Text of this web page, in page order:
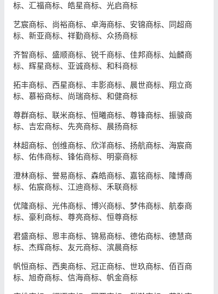
标、汇福商标、皓星商标、光启商标
艺宸商标、尚裕商标、卓海商标、安锦商标、同超商
标、新亚商标、祥勤商标、众扬商标
齐智商标、盛顺商标、锐千商标、佳邦商标、灿麟商
标、辉星商标、亚诚商标、和科商标
拓丰商标、西星商标、丰影商标、晨世商标、翔立商
标、慕裕商标、尚瑞商标、和健商标
尊群商标、联米商标、恒曦商标、尊锋商标、振骏商
标、吉宏商标、先亮商标、晨扬商标
林超商标、创维商标、欣洋商标、扬航商标、海宸商
标、佑伟商标、锋佑商标、明豪商标
澄林商标、誉易商标、森皓商标、嘉铭商标、隆博商
标、佑宸商标、江迪商标、禾联商标
优隆商标、光伟商标、博兴商标、梦伟商标、航泰商
标、豪利商标、尊亮商标、恒尊商标
君盛商标、恩丰商标、锦易商标、德佑商标、德慧商
标、杰辉商标、友元商标、滨晨商标
帆恒商标、西奥商标、冠正商标、世玖商标、佰百商
标、旭奇商标、信海商标、帆金商标